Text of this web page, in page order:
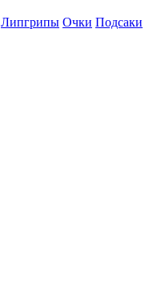
Липгрипы Очки Подсаки